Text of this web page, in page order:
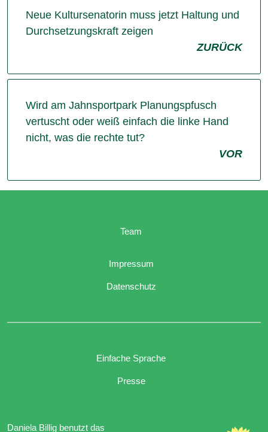
Neue Kultursenatorin muss jetzt Haltung und
Durchsetzungskraft zeigen
ZURÜCK
Wird am Jahnsportpark Planungspfusch
vertuscht oder weiß einfach die linke Hand
nicht, was die rechte tut?
VOR
Team
Impressum
Datenschutz
Einfache Sprache
Presse
Daniela Billig benutzt das